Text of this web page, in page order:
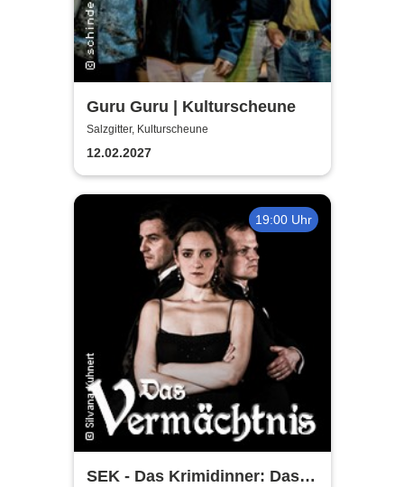
Guru Guru | Kulturscheune
Salzgitter, Kulturscheune
12.02.2027
19:00 Uhr
SEK - Das Krimidinner: Das